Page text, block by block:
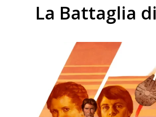
La Battaglia